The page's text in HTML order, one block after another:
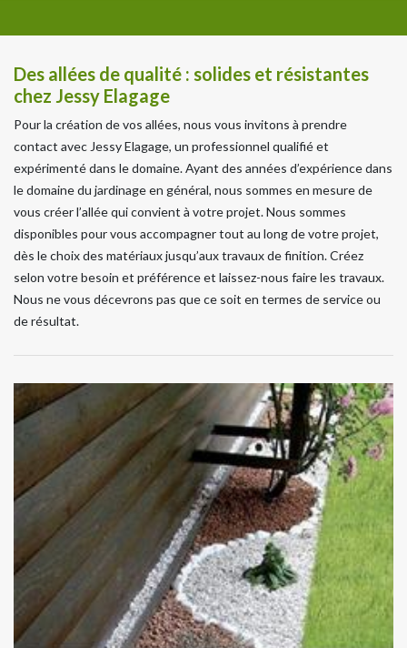
Des allées de qualité : solides et résistantes
chez Jessy Elagage
Pour la création de vos allées, nous vous invitons à prendre
contact avec Jessy Elagage, un professionnel qualifié et
expérimenté dans le domaine. Ayant des années d’expérience dans
le domaine du jardinage en général, nous sommes en mesure de
vous créer l’allée qui convient à votre projet. Nous sommes
disponibles pour vous accompagner tout au long de votre projet,
dès le choix des matériaux jusqu’aux travaux de finition. Créez
selon votre besoin et préférence et laissez-nous faire les travaux.
Nous ne vous décevrons pas que ce soit en termes de service ou
de résultat.